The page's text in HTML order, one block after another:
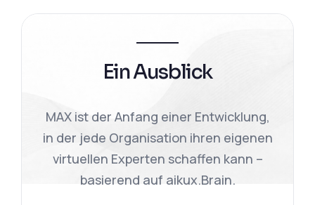
Ein Ausblick
MAX ist der Anfang einer Entwicklung,
in der jede Organisation ihren eigenen
virtuellen Experten schaffen kann –
basierend auf aikux.Brain.